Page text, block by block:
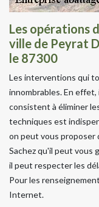
Les opérations
ville de Peyrat
le 87300
Les interventions qui
innombrables. En
consistent à éliminer
techniques est
on peut vous proposer
Sachez qu'il peut vous
il peut respecter les
Pour les
Internet.